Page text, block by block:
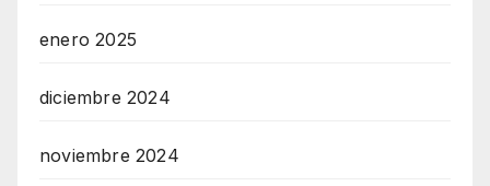
enero 2025
diciembre 2024
noviembre 2024